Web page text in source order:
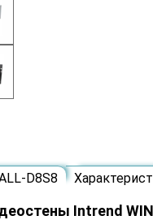
D8S8
Intrend